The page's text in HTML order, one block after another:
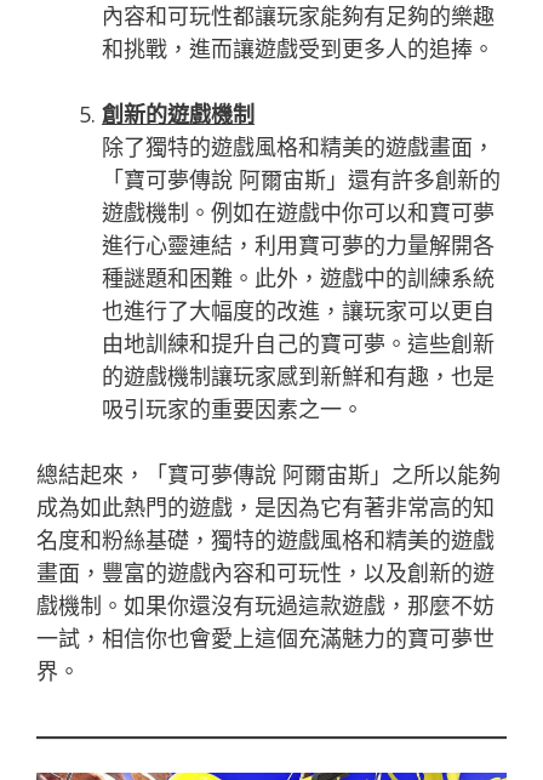
內容和可玩性都讓玩家能夠有足夠的樂趣
和挑戰，進而讓遊戲受到更多人的追捧。
創新的遊戲機制
除了獨特的遊戲風格和精美的遊戲畫面，
「寶可夢傳說 阿爾宙斯」還有許多創新的
遊戲機制。例如在遊戲中你可以和寶可夢
進行心靈連結，利用寶可夢的力量解開各
種謎題和困難。此外，遊戲中的訓練系統
也進行了大幅度的改進，讓玩家可以更自
由地訓練和提升自己的寶可夢。這些創新
的遊戲機制讓玩家感到新鮮和有趣，也是
吸引玩家的重要因素之一。
總結起來，「寶可夢傳說 阿爾宙斯」之所以能夠
成為如此熱門的遊戲，是因為它有著非常高的知
名度和粉絲基礎，獨特的遊戲風格和精美的遊戲
畫面，豐富的遊戲內容和可玩性，以及創新的遊
戲機制。如果你還沒有玩過這款遊戲，那麼不妨
一試，相信你也會愛上這個充滿魅力的寶可夢世
界。